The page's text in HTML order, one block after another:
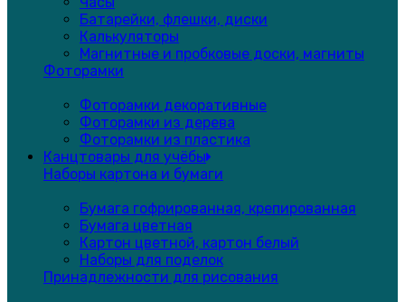
Батарейки, флешки, диски
Калькуляторы
Магнитные и пробковые доски, магниты
Фоторамки
Фоторамки декоративные
Фоторамки из дерева
Фоторамки из пластика
Канцтовары для учёбы
Наборы картона и бумаги
Бумага гофрированная, крепированная
Бумага цветная
Картон цветной, картон белый
Наборы для поделок
Принадлежности для рисования